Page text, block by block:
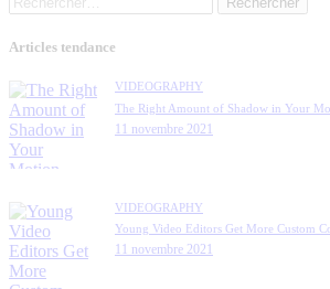
Articles tendance
VIDEOGRAPHY
The Right Amount of Shadow in Your
11 novembre 2021
VIDEOGRAPHY
Young Video Editors Get More Custom
11 novembre 2021